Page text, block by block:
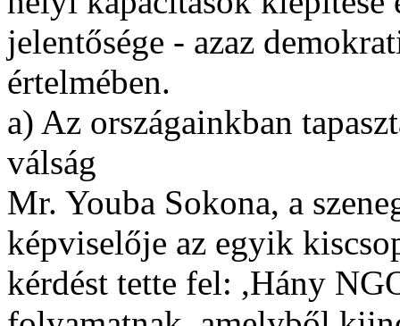
jelentősége - azaz
értelmében.
a) Az országainkban
válság
Mr. Youba Sokona, a
képviselője az egyik
kérdést tette fel: ,Hány